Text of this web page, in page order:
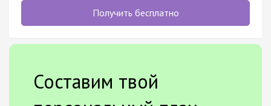
Получить бесплатно
Составим твой